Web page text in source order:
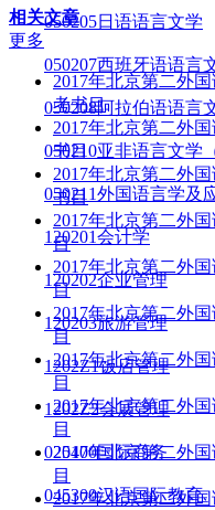
050205日语语言文学
050207西班牙语语言
050208阿拉伯语语言
050210亚非语言文学
050211外国语言学及
120201会计学
120202企业管理
120203旅游管理
1202Z1饭店管理
1202Z2会展管理
025400国际商务
045300汉语国际教育
相关文章
更多
2017年北京第二外
考书目
2017年北京第二外
书目
2017年北京第二外
书目
2017年北京第二外
目
2017年北京第二外
目
2017年北京第二外
目
2017年北京第二外
目
2017年北京第二外
目
2017年北京第二外
目
2017年北京第二外